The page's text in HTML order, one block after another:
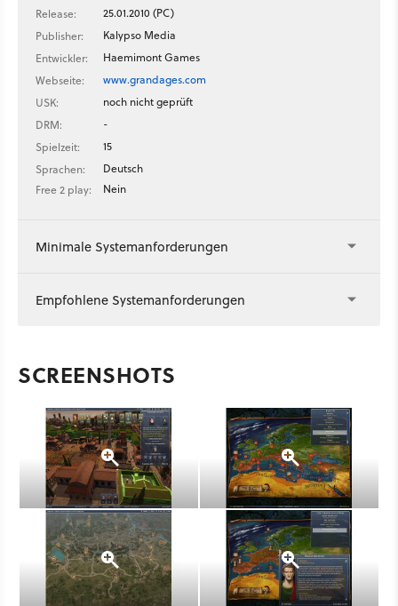
Release:
25.01.2010 (PC)
Publisher:
Kalypso Media
Entwickler:
Haemimont Games
Webseite:
www.grandages.com
USK:
noch nicht geprüft
DRM:
-
Spielzeit:
15
Sprachen:
Deutsch
Free 2 play:
Nein
Minimale Systemanforderungen
Empfohlene Systemanforderungen
SCREENSHOTS